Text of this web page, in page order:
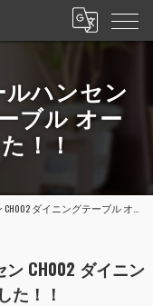
ルハンセン
ブル オー
！！
ニングテーブル オーク材 入荷しました！！
ン CH002 ダイニン
た！！